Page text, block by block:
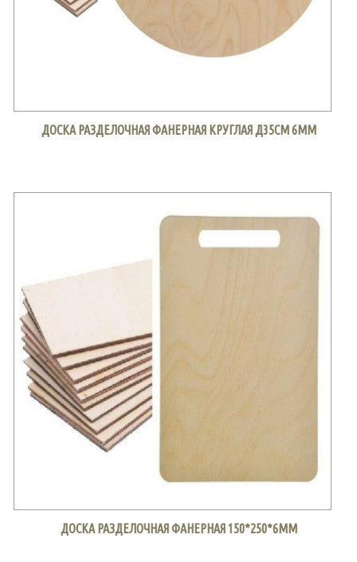
ДОСКА РАЗДЕЛОЧНАЯ ФАНЕРНАЯ КРУГЛАЯ Д35СМ 6ММ
ДОСКА РАЗДЕЛОЧНАЯ ФАНЕРНАЯ 150*250*6ММ